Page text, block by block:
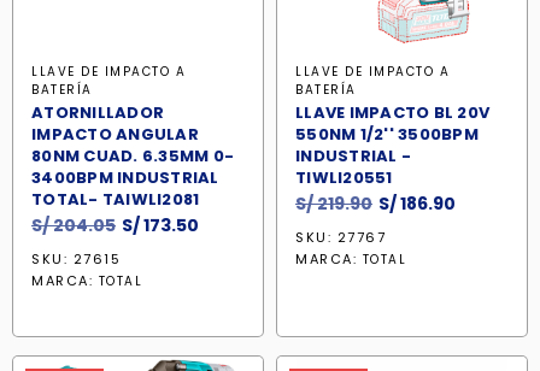
LLAVE DE IMPACTO A
BATERÍA
ATORNILLADOR
IMPACTO ANGULAR
80NM CUAD. 6.35MM 0-
3400BPM INDUSTRIAL
TOTAL- TAIWLI2081
S/204.05 El
original
S/173.50
SKU: 27615
MARCA: TOTAL
LLAVE DE IMPACTO A
BATERÍA
LLAVE IMPACTO BL 20V
550NM 1/2'' 3500BPM
INDUSTRIAL -
TIWLI20551
S/219.90 El
precio
original
S/186.90
SKU: 27767
MARCA: TOTAL